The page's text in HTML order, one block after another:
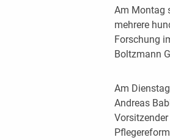
Am Montag
mehrere
Forschung
Boltzmann
Am
Andreas